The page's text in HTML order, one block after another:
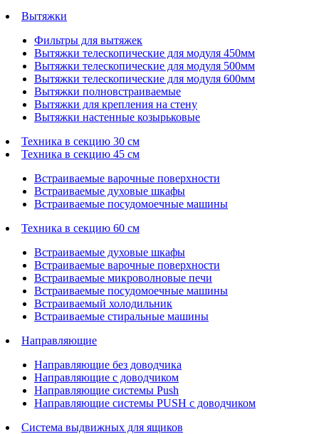
Вытяжки
Фильтры для вытяжек
Вытяжки телескопические для модуля 450мм
Вытяжки телескопические для модуля 500мм
Вытяжки телескопические для модуля 600мм
Вытяжки полновстраиваемые
Вытяжки для крепления на стену
Вытяжки настенные козырьковые
Техника в секцию 30 см
Техника в секцию 45 см
Встраиваемые варочные поверхности
Встраиваемые духовые шкафы
Встраиваемые посудомоечные машины
Техника в секцию 60 см
Встраиваемые духовые шкафы
Встраиваемые варочные поверхности
Встраиваемые микроволновые печи
Встраиваемые посудомоечные машины
Встраиваемый холодильник
Встраиваемые стиральные машины
Направляющие
Направляющие без доводчика
Направляющие с доводчиком
Направляющие системы Push
Направляющие системы PUSH с доводчиком
Система выдвижных для ящиков